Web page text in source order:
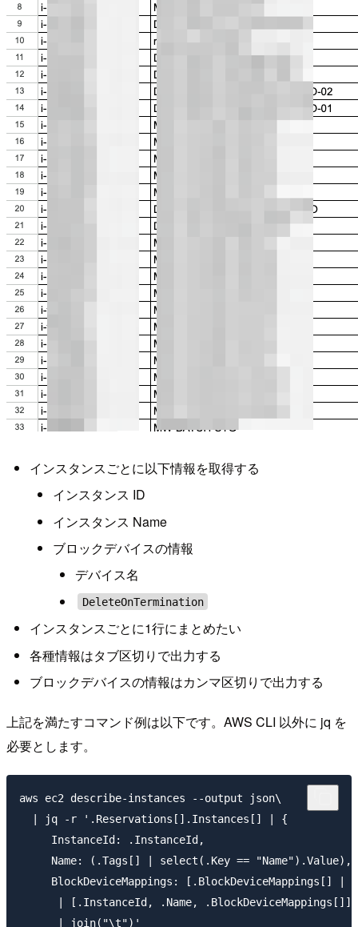
インスタンスごとに以下情報を取得する
インスタンス ID
インスタンス Name
ブロックデバイスの情報
デバイス名
DeleteOnTermination
インスタンスごとに1行にまとめたい
各種情報はタブ区切りで出力する
ブロックデバイスの情報はカンマ区切りで出力する
上記を満たすコマンド例は以下です。AWS CLI 以外に jq を
必要とします。
aws ec2 describe-instances --output json\
  | jq -r '.Reservations[].Instances[] | {
     InstanceId: .InstanceId,
     Name: (.Tags[] | select(.Key == "Name").Value),
BlockDeviceMappings: [.BlockDeviceMappings[] |
      | [.InstanceId, .Name, .BlockDeviceMappings[]]